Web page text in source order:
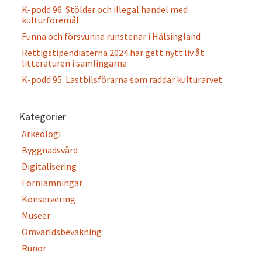
K-podd 96: Stölder och illegal handel med
kulturföremål
Funna och försvunna runstenar i Hälsingland
Rettigstipendiaterna 2024 har gett nytt liv åt
litteraturen i samlingarna
K-podd 95: Lastbilsförarna som räddar kulturarvet
Kategorier
Arkeologi
Byggnadsvård
Digitalisering
Fornlämningar
Konservering
Museer
Omvärldsbevakning
Runor